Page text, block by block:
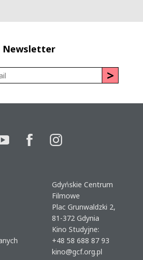
Newsletter
Gdyńskie Centrum
Filmowe
Plac Grunwaldzki 2,
81-372 Gdynia
Kino Studyjne:
+48 58 688 87 93
kino@gcf.org.pl